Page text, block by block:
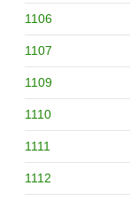
1106
1107
1109
1110
1111
1112